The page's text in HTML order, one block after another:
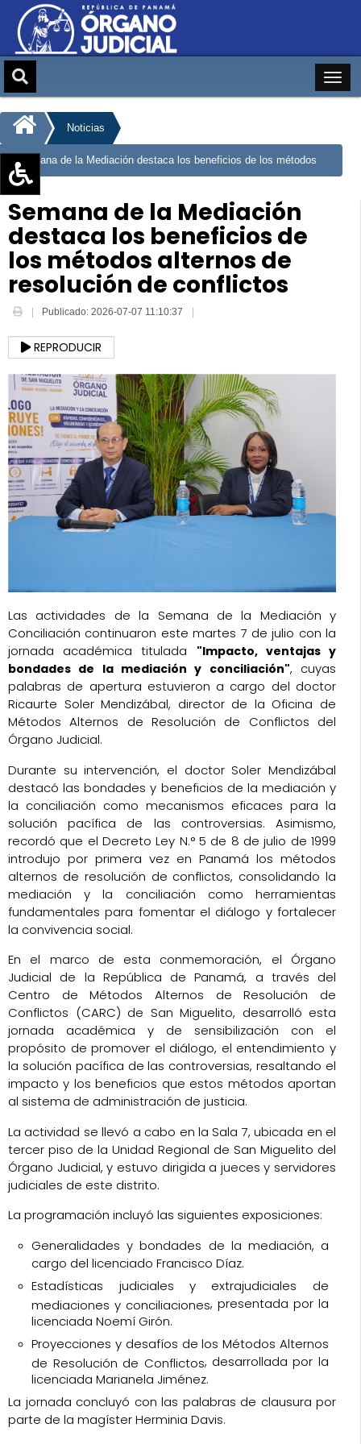
Aumentar texto (+)
Reducir texto (-)
Restablecer texto
Escala de Brillo
Escala de grises
Noticias
Semana de la Mediación destaca los beneficios de los métodos
Semana de la Mediación
destaca los beneficios de
los métodos alternos de
resolución de conflictos
Publicado: 2026-07-07 11:10:37
REPRODUCIR
Las actividades de la Semana de la Mediación y
Conciliación continuaron este martes 7 de julio con la
jornada académica titulada "Impacto, ventajas y
bondades de la mediación y conciliación", cuyas
palabras de apertura estuvieron a cargo del doctor
Ricaurte Soler Mendizábal, director de la Oficina de
Métodos Alternos de Resolución de Conflictos del
Órgano Judicial.
Durante su intervención, el doctor Soler Mendizábal
destacó las bondades y beneficios de la mediación y
la conciliación como mecanismos eficaces para la
solución pacífica de las controversias. Asimismo,
recordó que el Decreto Ley N.° 5 de 8 de julio de 1999
introdujo por primera vez en Panamá los métodos
alternos de resolución de conflictos, consolidando la
mediación y la conciliación como herramientas
fundamentales para fomentar el diálogo y fortalecer
la convivencia social.
En el marco de esta conmemoración, el Órgano
Judicial de la República de Panamá, a través del
Centro de Métodos Alternos de Resolución de
Conflictos (CARC) de San Miguelito, desarrolló esta
jornada académica y de sensibilización con el
propósito de promover el diálogo, el entendimiento y
la solución pacífica de las controversias, resaltando el
impacto y los beneficios que estos métodos aportan
al sistema de administración de justicia.
La actividad se llevó a cabo en la Sala 7, ubicada en el
tercer piso de la Unidad Regional de San Miguelito del
Órgano Judicial, y estuvo dirigida a jueces y servidores
judiciales de este distrito.
La programación incluyó las siguientes exposiciones:
Generalidades y bondades de la mediación, a
cargo del licenciado Francisco Díaz.
Estadísticas judiciales y extrajudiciales de
mediaciones y conciliaciones, presentada por la
licenciada Noemí Girón.
Proyecciones y desafíos de los Métodos Alternos
de Resolución de Conflictos, desarrollada por la
licenciada Marianela Jiménez.
La jornada concluyó con las palabras de clausura por
parte de la magíster Herminia Davis.